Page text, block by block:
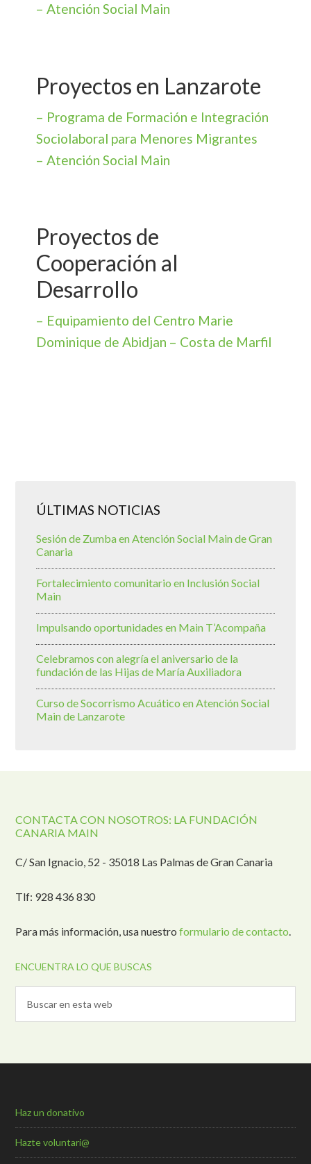
– Atención Social Main
Proyectos en Lanzarote
– Programa de Formación e Integración
Sociolaboral para Menores Migrantes
– Atención Social Main
Proyectos de
Cooperación al
Desarrollo
– Equipamiento del Centro Marie
Dominique de Abidjan – Costa de Marfil
ÚLTIMAS NOTICIAS
Sesión de Zumba en Atención Social Main de Gran
Canaria
Fortalecimiento comunitario en Inclusión Social
Main
Impulsando oportunidades en Main T’Acompaña
Celebramos con alegría el aniversario de la
fundación de las Hijas de María Auxiliadora
Curso de Socorrismo Acuático en Atención Social
Main de Lanzarote
CONTACTA CON NOSOTROS: LA FUNDACIÓN
CANARIA MAIN
C/ San Ignacio, 52 - 35018 Las Palmas de Gran Canaria
Tlf: 928 436 830
Para más información, usa nuestroformulario de contacto.
ENCUENTRA LO QUE BUSCAS
Haz un donativo
Hazte voluntari@